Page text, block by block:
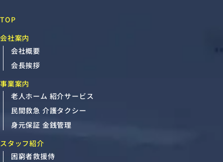
TOP
会社案内
会社概要
会長挨拶
事業案内
老人ホーム 紹介サービス
民間救急 介護タクシー
身元保証 金銭管理
スタッフ紹介
困窮者救援侍